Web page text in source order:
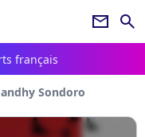
newsletter search
français
Sondoro